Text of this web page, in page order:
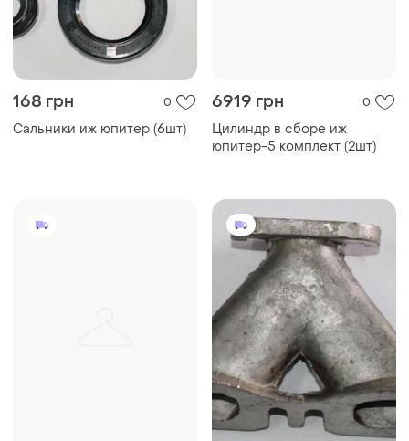
168 грн 0
Сальники иж юпитер (6шт)
6919 грн 0
Цилиндр в сборе иж
юпитер-5 комплект (2шт)